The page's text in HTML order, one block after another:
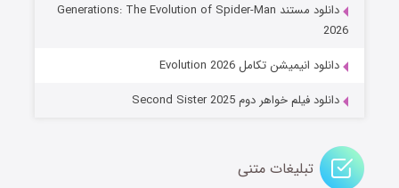
قسمت۱۴ (زیرنویس) منتشر شد
دانلود مستند Generations: The Evolution of Spider-Man
2026
دانلود انیمیشن تکامل Evolution 2026
دانلود فیلم خواهر دوم Second Sister 2025
تبلیغات متنی